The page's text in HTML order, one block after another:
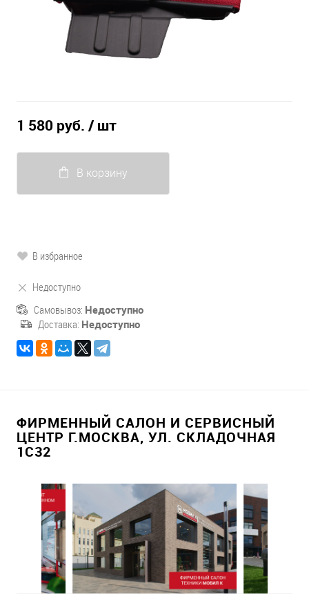
1 580 руб. / шт
В корзину
В избранное
Недоступно
Самовывоз: Недоступно
Доставка: Недоступно
ФИРМЕННЫЙ САЛОН И СЕРВИСНЫЙ
ЦЕНТР Г.МОСКВА, УЛ. СКЛАДОЧНАЯ
1С32